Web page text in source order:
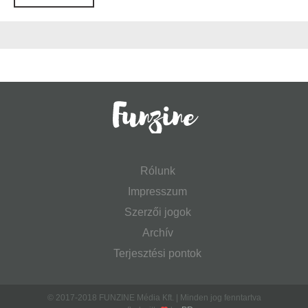
Rólunk
Impresszum
Szerzői jogok
Archív
Terjesztési pontok
© 2017-2018 FUNZINE Média Kft. | Minden jog fenntartva